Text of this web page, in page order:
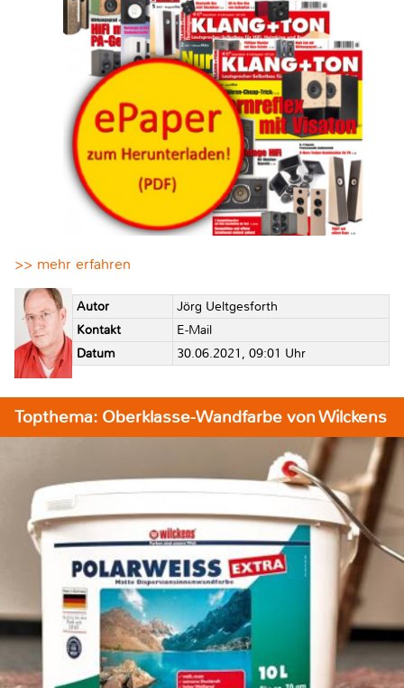
>> mehr erfahren
Autor
Jörg Ueltgesforth
Kontakt
E-Mail
Datum
30.06.2021, 09:01 Uhr
Topthema: Oberklasse-Wandfarbe von Wilckens